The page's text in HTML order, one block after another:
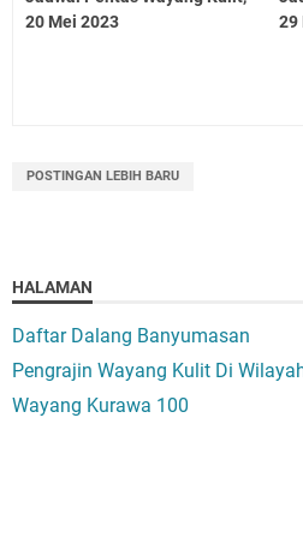
20 Mei 2023
29
POSTINGAN LEBIH BARU
HALAMAN
Daftar Dalang Banyumasan
Pengrajin Wayang Kulit Di
Wayang Kurawa 100